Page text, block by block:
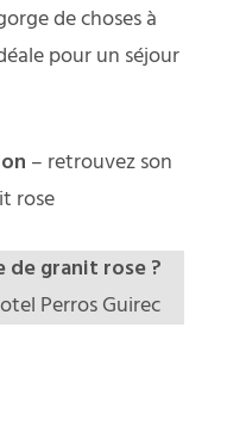
de choses à
pour un séjour
– retrouvez son
rose
de granit rose ?
Perros Guirec